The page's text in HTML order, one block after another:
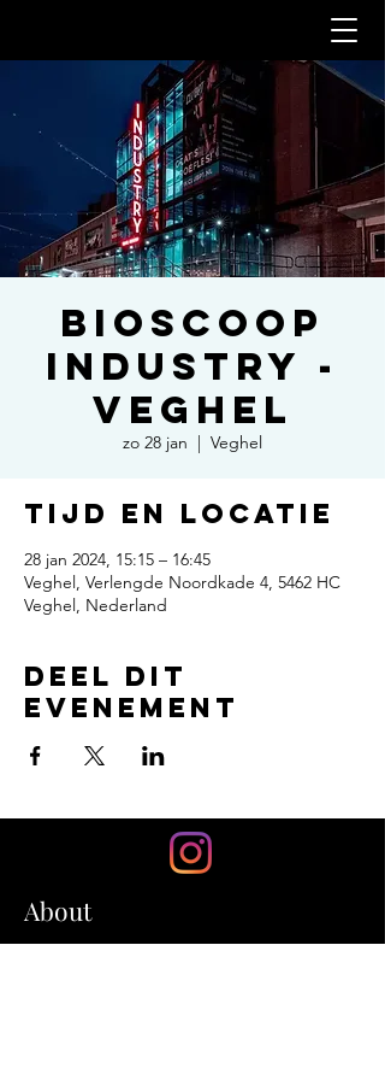
Bioscoop
Industry -
Veghel
zo 28 jan
  |
Veghel
Tijd en locatie
28 jan 2024, 15:15 – 16:45
Veghel, Verlengde Noordkade 4, 5462 HC
Veghel, Nederland
Deel dit
evenement
About